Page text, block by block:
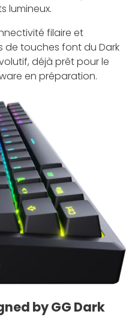
lumineux.
filaire et
de touches font du Dark
déjà prêt pour le
en préparation.
by GG Dark